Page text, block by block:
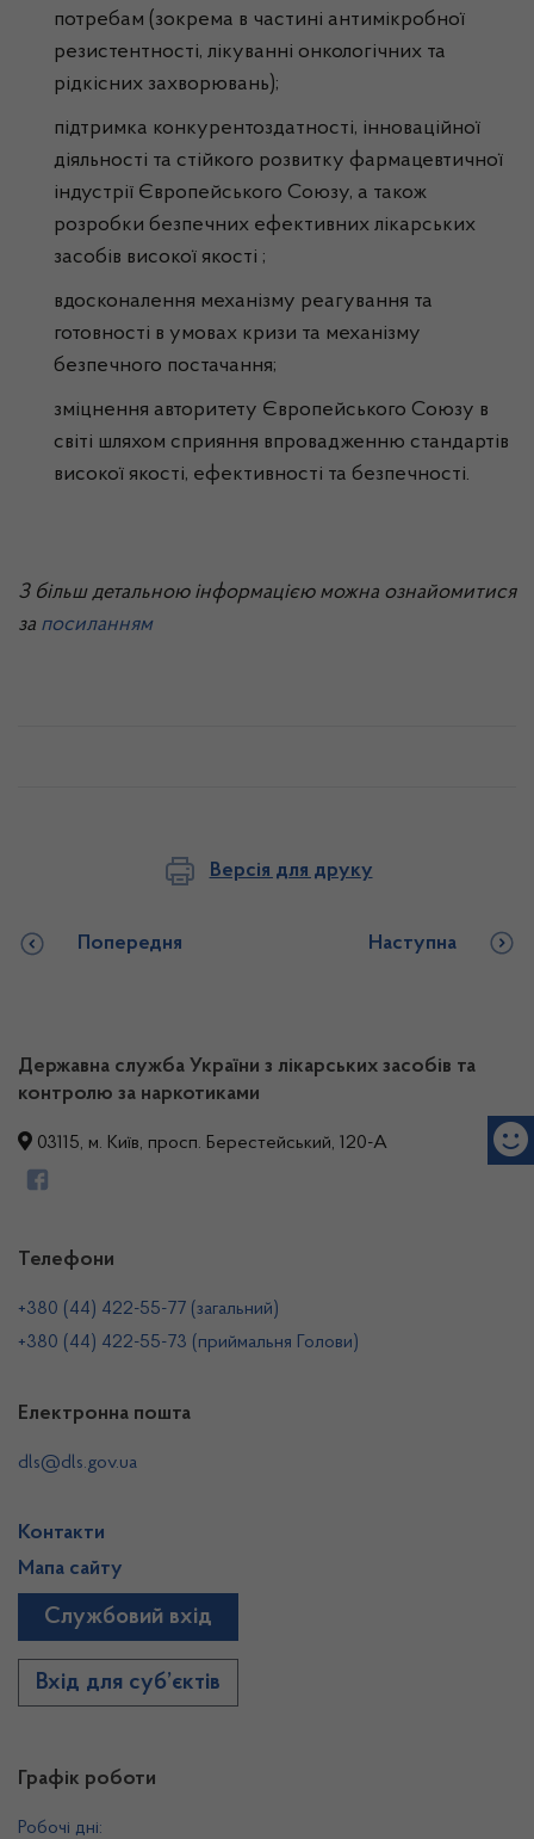
потребам (зокрема в частині антимікробної
резистентності, лікуванні онкологічних та
рідкісних захворювань);
підтримка конкурентоздатності, інноваційної
діяльності та стійкого розвитку фармацевтичної
індустрії Європейського Союзу, а також
розробки безпечних ефективних лікарських
засобів високої якості ;
вдосконалення механізму реагування та
готовності в умовах кризи та механізму
безпечного постачання;
зміцнення авторитету Європейського Союзу в
світі шляхом сприяння впровадженню стандартів
високої якості, ефективності та безпечності.
З більш детальною інформацією можна ознайомитися
за посиланням
Версія для друку
Попередня Наступна
Державна служба України з лікарських засобів та
контролю за наркотиками
03115, м. Київ, просп. Берестейський, 120-А
Графік роботи
Робочі дні:
Телефони
+380 (44) 422-55-77 (загальний)
+380 (44) 422-55-73 (приймальня Голови)
Електронна пошта
dls@dls.gov.ua
Контакти
Мапа сайту
Службовий вхід
Вхід для суб’єктів